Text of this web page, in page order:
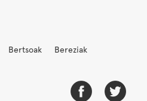
Bertsoak
Bereziak